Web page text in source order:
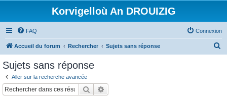
Korvigelloù An DROUIZIG
FAQ Connexion
Accueil du forum Rechercher Sujets sans réponse
Sujets sans réponse
Aller sur la recherche avancée
Rechercher